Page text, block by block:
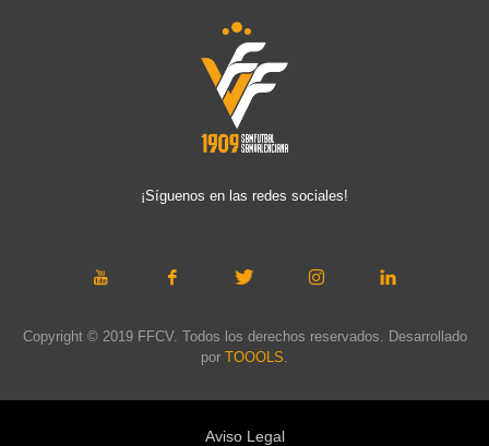
¡Síguenos en las redes sociales!
Copyright © 2019 FFCV. Todos los derechos reservados. Desarrollado
por TOOOLS.
Aviso Legal